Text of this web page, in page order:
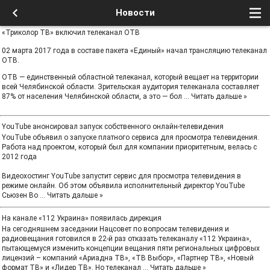
Новости
«Триколор ТВ» включил телеканал ОТВ
02 марта 2017 года в составе пакета «Единый» начал трансляцию телеканал
ОТВ.
ОТВ — единственный областной телеканал, который вещает на территории
всей Челябинской области. Зрительская аудитория телеканала составляет
87% от населения Челябинской области, а это — бол ... Читать дальше »
YouTube анонсировал запуск собственного онлайн-телевидения
YouTube объявил о запуске платного сервиса для просмотра телевидения.
Работа над проектом, который был для компании приоритетным, велась с
2012 года
Видеохостинг YouTube запустит сервис для просмотра телевидения в
режиме онлайн. Об этом объявила исполнительный директор YouTube
Сьюзен Во ... Читать дальше »
На канале «112 Украина» появилась дирекция
На сегодняшнем заседании Нацсовет по вопросам телевидения и
радиовещания готовился в 22-й раз отказать телеканалу «112 Украина»,
пытающемуся изменить концепции вещания пяти региональных цифровых
лицензий – компаний «Ариадна ТВ», «ТВ Выбор», «Партнер ТВ», «Новый
формат ТВ» и «Лидер ТВ». Но телеканал ... Читать дальше »